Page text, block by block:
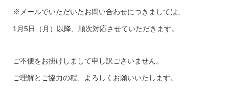
※メールでいただいたお問い合わせにつきましては、
1月5日（月）以降、順次対応させていただきます。
ご不便をお掛けしまして申し訳ございません。
ご理解とご協力の程、よろしくお願いいたします。